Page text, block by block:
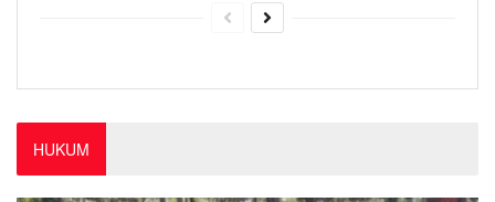
HUKUM